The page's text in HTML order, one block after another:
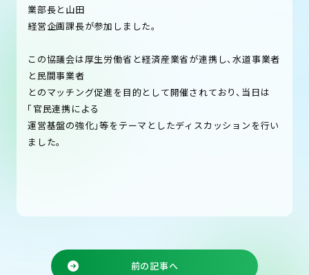
業部長と山田
経営企画課長が参加しました。
この協議会は厚生労働省と経済産業省が連携し、水道事業者
と民間事業者
とのマッチング促進を目的として開催されており、当日は
「官民連携による
運営基盤の強化」等をテーマとしたディスカッションを行い
ました。
前の記事へ